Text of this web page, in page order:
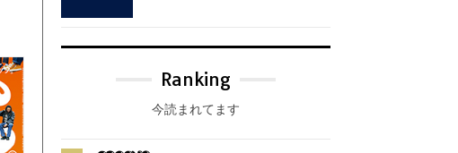
Ranking
今読まれてます